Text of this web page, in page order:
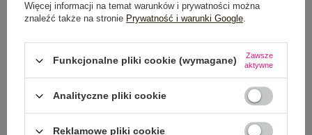
Możesz kupić także poprzez:
Dostawaod 7,99 zł
Więcej informacji na temat warunków i prywatności można
znaleźć także na stronie Prywatność i warunki Google.
Funkcjonalne pliki cookie (wymagane)
Zawsze
aktywne
Analityczne pliki cookie
Reklamowe pliki cookie